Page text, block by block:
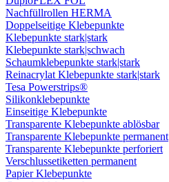
Nachfüllrollen HERMA
Doppelseitige Klebepunkte
Klebepunkte stark|stark
Klebepunkte stark|schwach
Schaumklebepunkte stark|stark
Reinacrylat Klebepunkte stark|stark
Tesa Powerstrips®
Silikonklebepunkte
Einseitige Klebepunkte
Transparente Klebepunkte ablösbar
Transparente Klebepunkte permanent
Transparente Klebepunkte perforiert
Verschlussetiketten permanent
Papier Klebepunkte